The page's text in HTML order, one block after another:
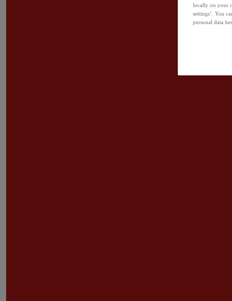
locally on your
settings’. You
personal data